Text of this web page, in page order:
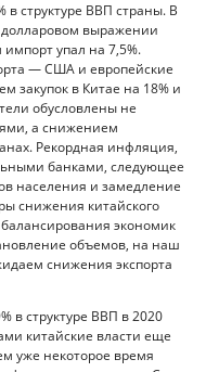
в структуре ВВП страны. В
долларовом выражении
импорт упал на 7,5%.
— США и европейские
закупок в Китае на 18% и
обусловлены не
а снижением
Рекордная инфляция,
банками, следующее
населения и замедление
снижения китайского
экономик
объемов, на наш
снижения экспорта
в структуре ВВП в 2020
китайские власти еще
уже некоторое время